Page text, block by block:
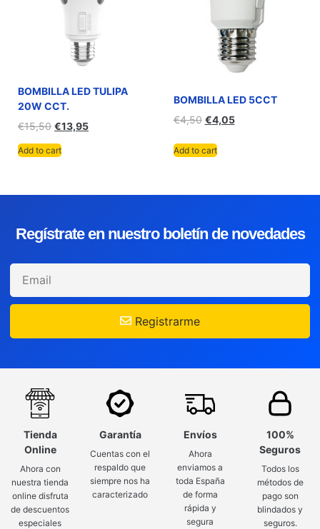
BOMBILLA LED TULIPA
20W CCT.
€15,50 €13,95
Add to cart
BOMBILLA LED 5CCT
€4,50 €4,05
Add to cart
Regístrate en nuestro boletín de novedades
Registrarme
Tienda
Online
Ahora con
nuestra tienda
online disfruta
de descuentos
especiales
Garantía
Cuentas con el
respaldo que
siempre nos ha
caracterizado
Envíos
Ahora
enviamos a
toda España
de forma
rápida y
segura
100%
Seguros
Todos los
métodos de
pago son
blindados y
seguros.